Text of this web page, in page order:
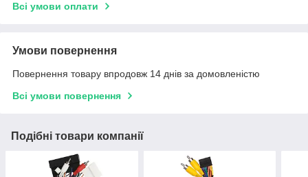
Всі умови оплати
Умови повернення
Повернення товару впродовж 14 днів за домовленістю
Всі умови повернення
Подібні товари компанії